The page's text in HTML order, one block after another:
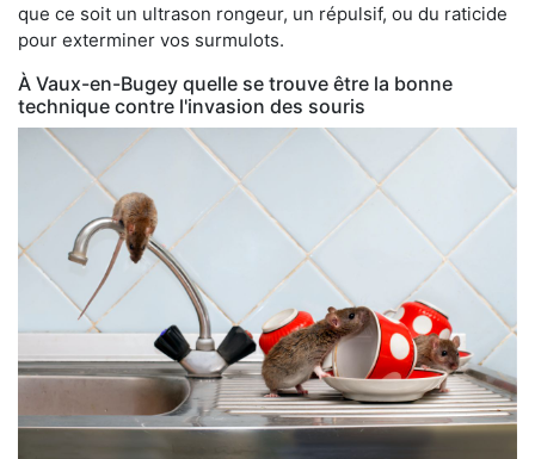
que ce soit un ultrason rongeur, un répulsif, ou du raticide
pour exterminer vos surmulots.
À Vaux-en-Bugey quelle se trouve être la bonne
technique contre l'invasion des souris